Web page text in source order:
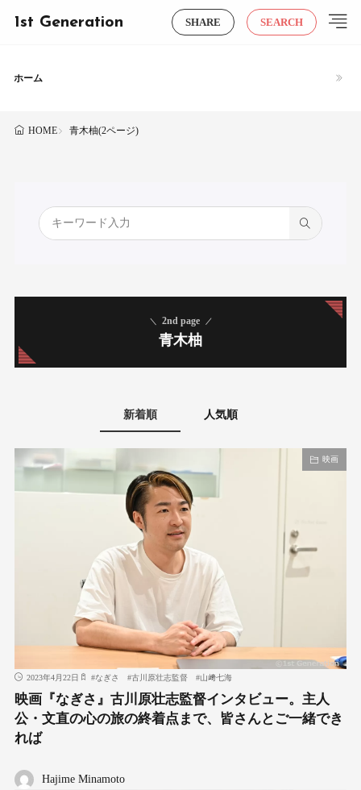
1st Generation SHARE SEARCH
ホーム
HOME 青木柚(2ページ)
青木柚
2nd page
新着順 人気順
映画
2023年4月22日 #なぎさ #古川原壮志監督 #山﨑七海
映画『なぎさ』古川原壮志監督インタビュー。主人
公・文直の心の旅の終着点まで、皆さんとご一緒でき
れば
Hajime Minamoto